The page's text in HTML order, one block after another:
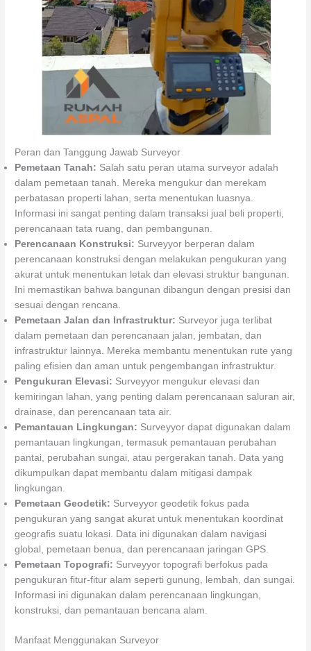
Peran dan Tanggung Jawab Surveyor
Pemetaan Tanah: Salah satu peran utama surveyor adalah
dalam pemetaan tanah. Mereka mengukur dan merekam
perbatasan properti lahan, serta menentukan luasnya.
Informasi ini sangat penting dalam transaksi jual beli properti,
perencanaan tata ruang, dan pembangunan.
Perencanaan Konstruksi: Surveyyor berperan dalam
perencanaan konstruksi dengan melakukan pengukuran yang
akurat untuk menentukan letak dan elevasi struktur bangunan.
Ini memastikan bahwa bangunan dibangun dengan presisi dan
sesuai dengan rencana.
Pemetaan Jalan dan Infrastruktur: Surveyor juga terlibat
dalam pemetaan dan perencanaan jalan, jembatan, dan
infrastruktur lainnya. Mereka membantu menentukan rute yang
paling efisien dan aman untuk pengembangan infrastruktur.
Pengukuran Elevasi: Surveyyor mengukur elevasi dan
kemiringan lahan, yang penting dalam perencanaan saluran air,
drainase, dan perencanaan tata air.
Pemantauan Lingkungan: Surveyyor dapat digunakan dalam
pemantauan lingkungan, termasuk pemantauan perubahan
pantai, perubahan sungai, atau pergerakan tanah. Data yang
dikumpulkan dapat membantu dalam mitigasi dampak
lingkungan.
Pemetaan Geodetik: Surveyyor geodetik fokus pada
pengukuran yang sangat akurat untuk menentukan koordinat
geografis suatu lokasi. Data ini digunakan dalam navigasi
global, pemetaan benua, dan perencanaan jaringan GPS.
Pemetaan Topografi: Surveyyor topografi berfokus pada
pengukuran fitur-fitur alam seperti gunung, lembah, dan sungai.
Informasi ini digunakan dalam perencanaan lingkungan,
konstruksi, dan pemantauan bencana alam.
Manfaat Menggunakan Surveyor